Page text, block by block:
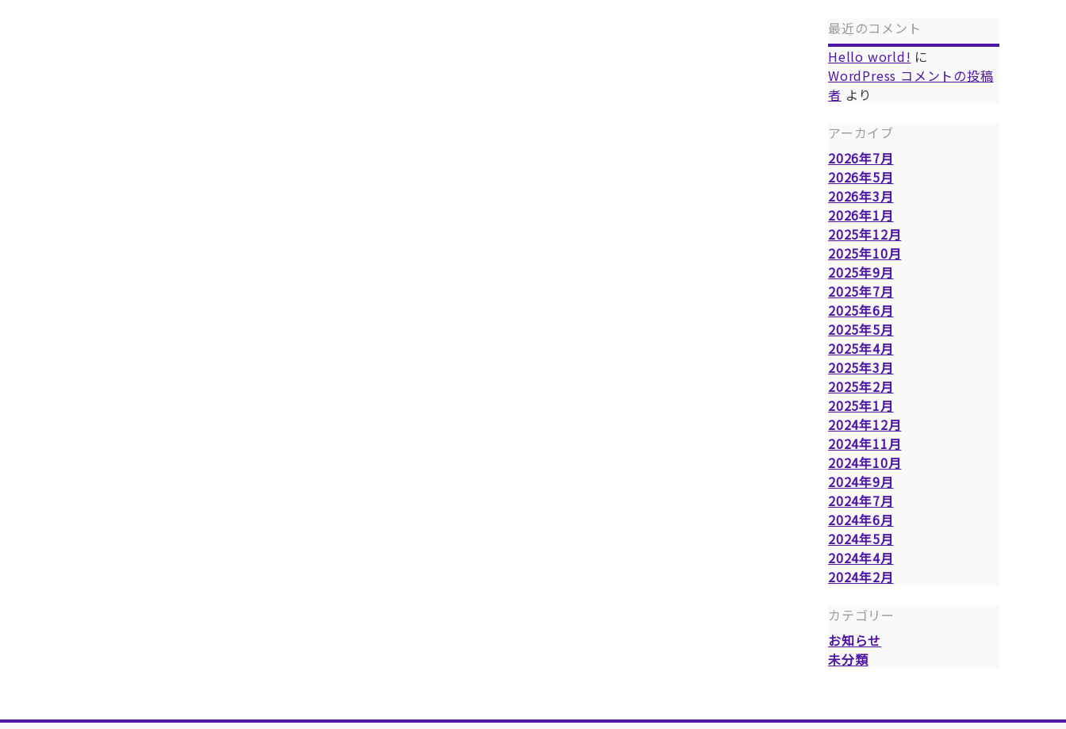
最近のコメント
Hello world! に
WordPress コメントの投稿
者 より
アーカイブ
2026年7月
2026年5月
2026年3月
2026年1月
2025年12月
2025年10月
2025年9月
2025年7月
2025年6月
2025年5月
2025年4月
2025年3月
2025年2月
2025年1月
2024年12月
2024年11月
2024年10月
2024年9月
2024年7月
2024年6月
2024年5月
2024年4月
2024年2月
カテゴリー
お知らせ
未分類